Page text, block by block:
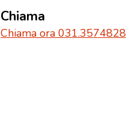
Chiama
Chiama ora 031.3574828